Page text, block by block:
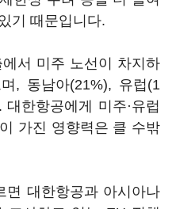
기 때문입니다.
서 미주 노선이 차지하
, 동남아(21%), 유럽(1
한항공에게 미주·유럽
가진 영향력은 클 수밖
면 대한항공과 아시아나